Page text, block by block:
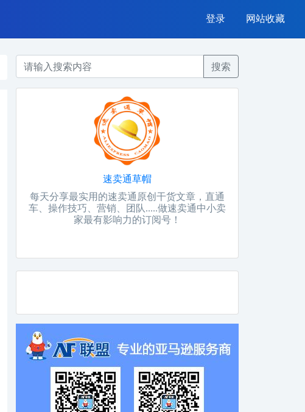
登录 网站收藏
搜索
速卖通草帽
每天分享最实用的速卖通原创干货文章，直通
车、操作技巧、营销、团队.....做速卖通中小卖
家最有影响力的订阅号！